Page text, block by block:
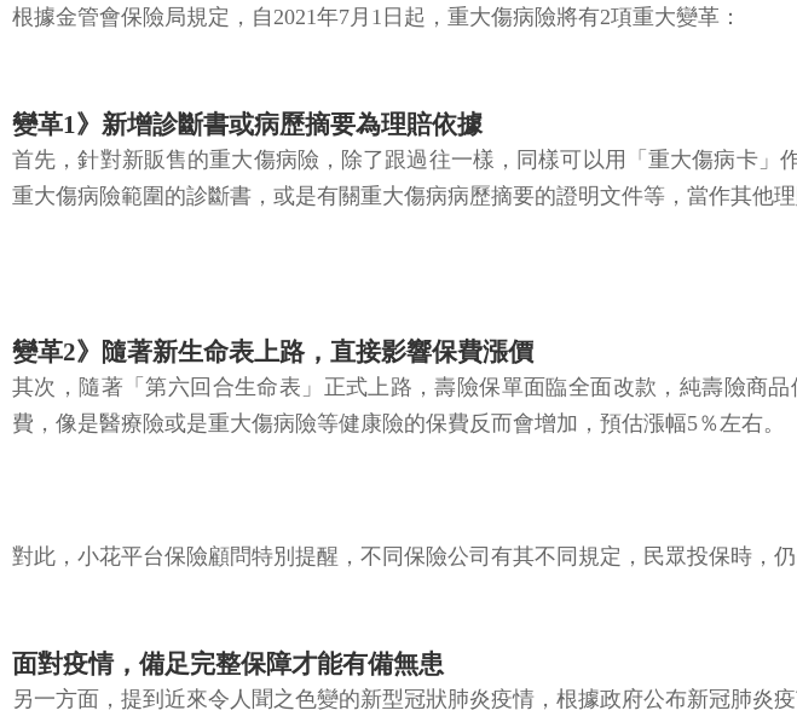
根據金管會保險局規定，自2021年7月1日起，重大傷病險將有2項重大變革：
變革1》新增診斷書或病歷摘要為理賠依據
首先，針對新販售的重大傷病險，除了跟過往一樣，同樣可以用「重大傷病卡
重大傷病險範圍的診斷書，或是有關重大傷病病歷摘要的證明文件等，當作其他
變革2》隨著新生命表上路，直接影響保費漲價
其次，隨著「第六回合生命表」正式上路，壽險保單面臨全面改款，純壽險商
費，像是醫療險或是重大傷病險等健康險的保費反而會增加，預估漲幅5％左右。
對此，小花平台保險顧問特別提醒，不同保險公司有其不同規定，民眾投保時，仍
面對疫情，備足完整保障才能有備無患
另一方面，提到近來令人聞之色變的新型冠狀肺炎疫情，根據政府公布新冠肺炎